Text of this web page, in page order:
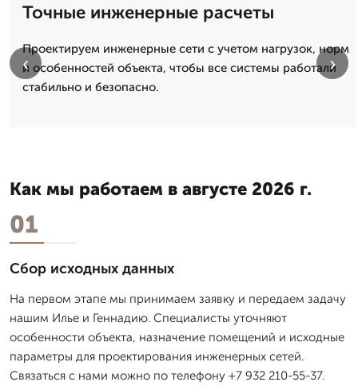
Точные инженерные расчеты
Проектируем инженерные сети с учетом нагрузок, норм
и особенностей объекта, чтобы все системы работали
стабильно и безопасно.
‹ ›
Как мы работаем в августе 2026 г.
01
Сбор исходных данных
На первом этапе мы принимаем заявку и передаем задачу
нашим Илье и Геннадию. Специалисты уточняют
особенности объекта, назначение помещений и исходные
параметры для проектирования инженерных сетей.
Связаться с нами можно по телефону +7 932 210-55-37.